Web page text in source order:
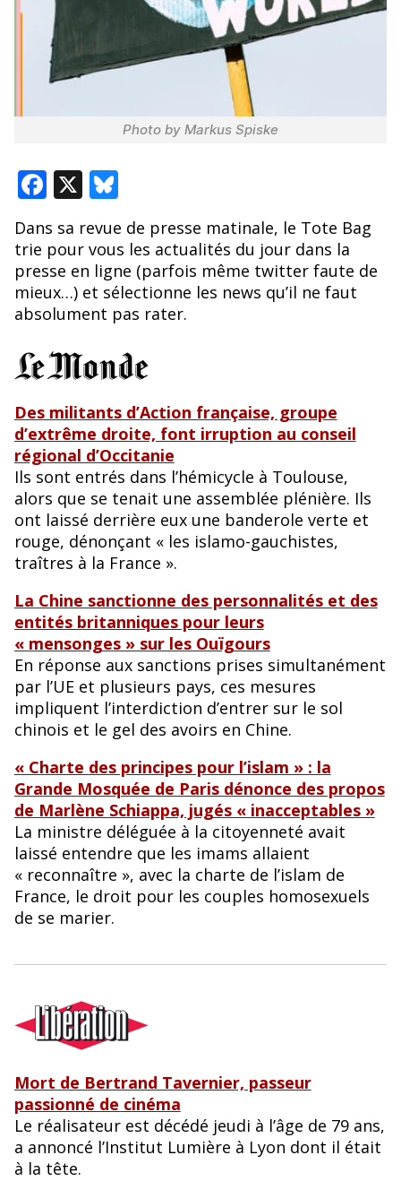
Photo by Markus Spiske
F
e
b
o
o
k
X Bl
u
e
sk
y
Dans sa revue de presse matinale, le Tote Bag
trie pour vous les actualités du jour dans la
presse en ligne (parfois même twitter faute de
mieux…) et sélectionne les news qu’il ne faut
absolument pas rater.
Des militants d’Action française, groupe
d’extrême droite, font irruption au conseil
régional d’Occitanie
Ils sont entrés dans l’hémicycle à Toulouse,
alors que se tenait une assemblée plénière. Ils
ont laissé derrière eux une banderole verte et
rouge, dénonçant « les islamo-gauchistes,
traîtres à la France ».
La Chine sanctionne des personnalités et des
entités britanniques pour leurs
« mensonges » sur les Ouïgours
En réponse aux sanctions prises simultanément
par l’UE et plusieurs pays, ces mesures
impliquent l’interdiction d’entrer sur le sol
chinois et le gel des avoirs en Chine.
« Charte des principes pour l’islam » : la
Grande Mosquée de Paris dénonce des propos
de Marlène Schiappa, jugés « inacceptables »
La ministre déléguée à la citoyenneté avait
laissé entendre que les imams allaient
« reconnaître », avec la charte de l’islam de
France, le droit pour les couples homosexuels
de se marier.
Mort de Bertrand Tavernier, passeur
passionné de cinéma
Le réalisateur est décédé jeudi à l’âge de 79 ans,
a annoncé l’Institut Lumière à Lyon dont il était
à la tête.